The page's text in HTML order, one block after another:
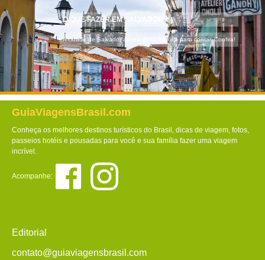
O QUE FAZER EM SALVADOR
A cidade de Salvador abriga muita história para contar. Confira!
GuiaViagensBrasil.com
Conheça os melhores destinos turísticos do Brasil, dicas de viagem, fotos,
passeios hotéis e pousadas para você e sua família fazer uma viagem
incrível.
Acompanhe:
Editorial
contato@guiaviagensbrasil.com